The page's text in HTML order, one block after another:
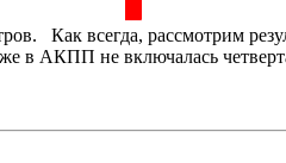
Как всегда, рассмотрим
в АКПП не включалась